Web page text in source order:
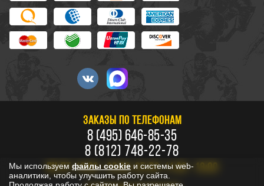
ЗАКАЗЫ ПО ТЕЛЕФОНАМ
8 (495) 646-85-35
8 (812) 748-22-78
ПН-ПТ: 10:00 - 20:00, СБ-ВС: 11:00 - 18:00
Мы используем файлы cookie и системы web-
аналитики, чтобы улучшить работу сайта.